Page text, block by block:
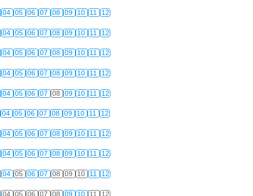
04 05 06 07 08 09 10 11 12
04 05 06 07 08 09 10 11 12
04 05 06 07 08 09 10 11 12
04 05 06 07 08 09 10 11 12
04 05 06 07 08 09 10 11 12
04 05 06 07 08 09 10 11 12
04 05 06 07 08 09 10 11 12
04 05 06 07 08 09 10 11 12
04 05 06 07 08 09 10 11 12
04 05 06 07 08 09 10 11 12